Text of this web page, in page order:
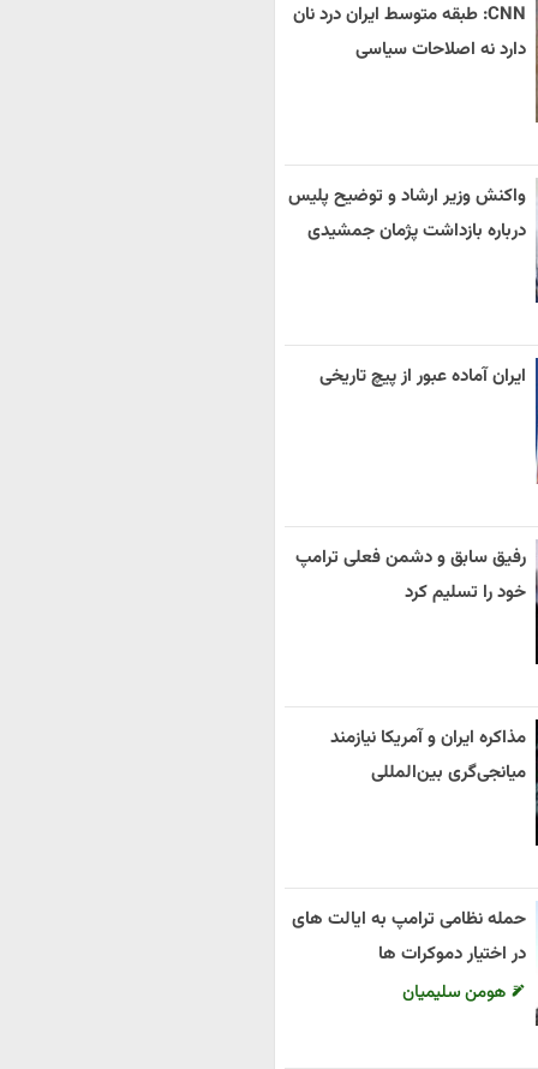
CNN: طبقه متوسط ایران درد نان
دارد نه اصلاحات سیاسی
واکنش وزیر ارشاد و توضیح پلیس
درباره بازداشت پژمان جمشیدی
ایران آماده عبور از پیچ تاریخی
رفیق سابق و دشمن فعلی ترامپ
خود را تسلیم کرد
مذاکره ایران و آمریکا نیازمند
میانجی‌گری بین‌المللی
حمله نظامی ترامپ به ایالت های
در اختیار دموکرات ها
هومن سلیمیان